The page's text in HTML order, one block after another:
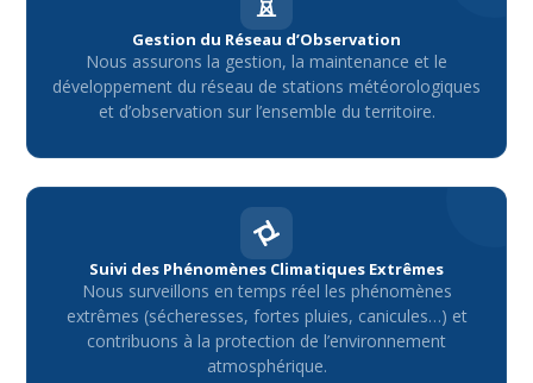
Gestion du Réseau d’Observation
Nous assurons la gestion, la maintenance et le
développement du réseau de stations météorologiques
et d’observation sur l’ensemble du territoire.
Suivi des Phénomènes Climatiques Extrêmes
Nous surveillons en temps réel les phénomènes
extrêmes (sécheresses, fortes pluies, canicules…) et
contribuons à la protection de l’environnement
atmosphérique.